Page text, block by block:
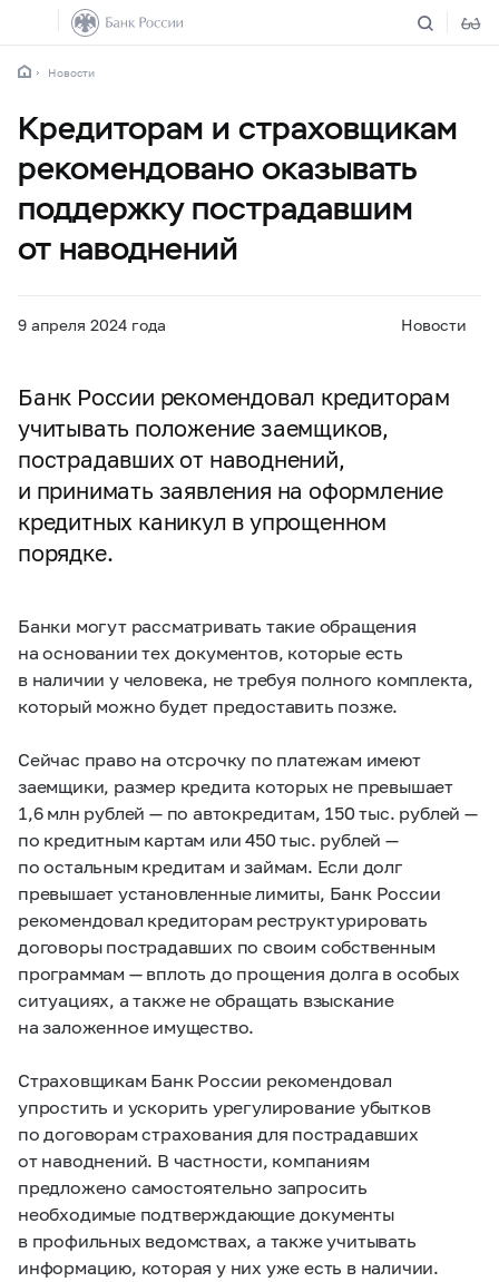
Новости
Кредиторам и страховщикам
рекомендовано оказывать
поддержку пострадавшим
от наводнений
9 апреля 2024 года Новости
Банк России рекомендовал кредиторам
учитывать положение заемщиков,
пострадавших от наводнений,
и принимать заявления на оформление
кредитных каникул в упрощенном
порядке.
Банки могут рассматривать такие обращения
на основании тех документов, которые есть
в наличии у человека, не требуя полного комплекта,
который можно будет предоставить позже.
Сейчас право на отсрочку по платежам имеют
заемщики, размер кредита которых не превышает
1,6 млн рублей — по автокредитам, 150 тыс. рублей —
по кредитным картам или 450 тыс. рублей —
по остальным кредитам и займам. Если долг
превышает установленные лимиты, Банк России
рекомендовал кредиторам реструктурировать
договоры пострадавших по своим собственным
программам — вплоть до прощения долга в особых
ситуациях, а также не обращать взыскание
на заложенное имущество.
Страховщикам Банк России рекомендовал
упростить и ускорить урегулирование убытков
по договорам страхования для пострадавших
от наводнений. В частности, компаниям
предложено самостоятельно запросить
необходимые подтверждающие документы
в профильных ведомствах, а также учитывать
информацию, которая у них уже есть в наличии.